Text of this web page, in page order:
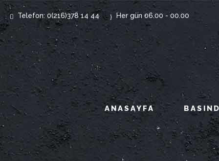
Telefon: 0(216)378 14 44 Her gün 06.00 - 00.00
ANASAYFA